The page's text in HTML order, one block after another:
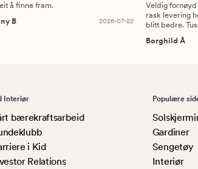
å finne fram.
B
2026-07-22
Veldig
rask levering
blitt bedre.
Borghild Å
Interiør
bærekraftsarbeid
i Kid
Relations
Populære
Gardiner
Sengetøy
Interiør